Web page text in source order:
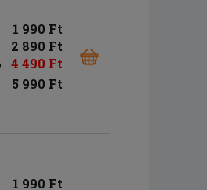
1 990 Ft
2 890 Ft
4 490 Ft
5 990 Ft
1 990 Ft